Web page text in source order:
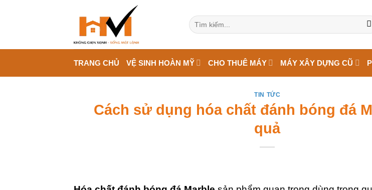
dung
Tìm
kiếm:
TRANG CHỦ VỆ SINH HOÀN MỸ CHO THUÊ MÁY MÁY XÂY DỰNG CŨ
TIN TỨC
Cách sử dụng hóa chất đánh bóng đá
quả